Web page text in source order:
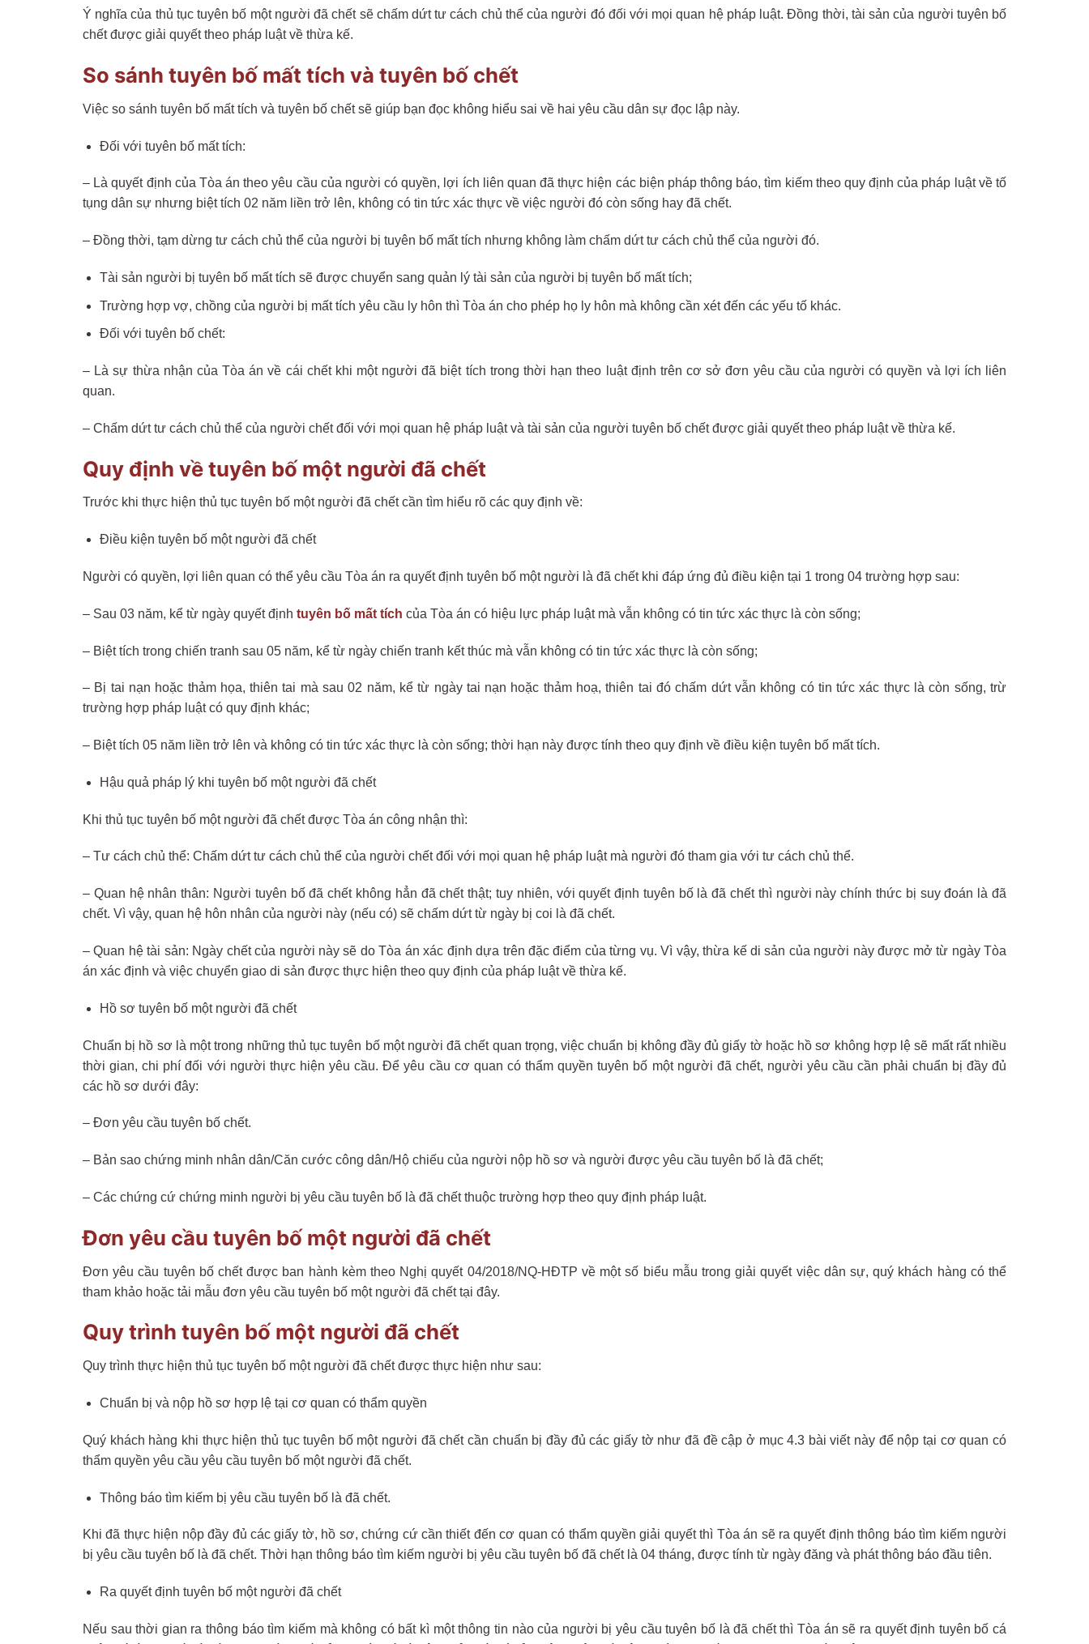
Ý nghĩa của thủ tục tuyên bố một người đã chết sẽ chấm dứt tư cách chủ thể của người đó đối với mọi quan hệ pháp luật. Đồng thời, tài sản của người tuyên bố
chết được giải quyết theo pháp luật về thừa kế.
So sánh tuyên bố mất tích và tuyên bố chết
Việc so sánh tuyên bố mất tích và tuyên bố chết sẽ giúp bạn đọc không hiểu sai về hai yêu cầu dân sự đọc lập này.
Đối với tuyên bố mất tích:
– Là quyết định của Tòa án theo yêu cầu của người có quyền, lợi ích liên quan đã thực hiện các biện pháp thông báo, tìm kiếm theo quy định của pháp luật về tố
tụng dân sự nhưng biệt tích 02 năm liền trở lên, không có tin tức xác thực về việc người đó còn sống hay đã chết.
– Đồng thời, tạm dừng tư cách chủ thể của người bị tuyên bố mất tích nhưng không làm chấm dứt tư cách chủ thể của người đó.
Tài sản người bị tuyên bố mất tích sẽ được chuyển sang quản lý tài sản của người bị tuyên bố mất tích;
Trường hợp vợ, chồng của người bị mất tích yêu cầu ly hôn thì Tòa án cho phép họ ly hôn mà không cần xét đến các yếu tố khác.
Đối với tuyên bố chết:
– Là sự thừa nhận của Tòa án về cái chết khi một người đã biệt tích trong thời hạn theo luật định trên cơ sở đơn yêu cầu của người có quyền và lợi ích liên
quan.
– Chấm dứt tư cách chủ thể của người chết đối với mọi quan hệ pháp luật và tài sản của người tuyên bố chết được giải quyết theo pháp luật về thừa kế.
Quy định về tuyên bố một người đã chết
Trước khi thực hiện thủ tục tuyên bố một người đã chết cần tìm hiểu rõ các quy định về:
Điều kiện tuyên bố một người đã chết
Người có quyền, lợi liên quan có thể yêu cầu Tòa án ra quyết định tuyên bố một người là đã chết khi đáp ứng đủ điều kiện tại 1 trong 04 trường hợp sau:
– Sau 03 năm, kể từ ngày quyết định tuyên bố mất tích của Tòa án có hiệu lực pháp luật mà vẫn không có tin tức xác thực là còn sống;
– Biệt tích trong chiến tranh sau 05 năm, kể từ ngày chiến tranh kết thúc mà vẫn không có tin tức xác thực là còn sống;
– Bị tai nạn hoặc thảm họa, thiên tai mà sau 02 năm, kể từ ngày tai nạn hoặc thảm hoạ, thiên tai đó chấm dứt vẫn không có tin tức xác thực là còn sống, trừ
trường hợp pháp luật có quy định khác;
– Biệt tích 05 năm liền trở lên và không có tin tức xác thực là còn sống; thời hạn này được tính theo quy định về điều kiện tuyên bố mất tích.
Hậu quả pháp lý khi tuyên bố một người đã chết
Khi thủ tục tuyên bố một người đã chết được Tòa án công nhận thì:
– Tư cách chủ thể: Chấm dứt tư cách chủ thể của người chết đối với mọi quan hệ pháp luật mà người đó tham gia với tư cách chủ thể.
– Quan hệ nhân thân: Người tuyên bố đã chết không hẳn đã chết thật; tuy nhiên, với quyết định tuyên bố là đã chết thì người này chính thức bị suy đoán là đã
chết. Vì vậy, quan hệ hôn nhân của người này (nếu có) sẽ chấm dứt từ ngày bị coi là đã chết.
– Quan hệ tài sản: Ngày chết của người này sẽ do Tòa án xác định dựa trên đặc điểm của từng vụ. Vì vậy, thừa kế di sản của người này được mở từ ngày Tòa
án xác định và việc chuyển giao di sản được thực hiện theo quy định của pháp luật về thừa kế.
Hồ sơ tuyên bố một người đã chết
Chuẩn bị hồ sơ là một trong những thủ tục tuyên bố một người đã chết quan trọng, việc chuẩn bị không đầy đủ giấy tờ hoặc hồ sơ không hợp lệ sẽ mất rất nhiều
thời gian, chi phí đối với người thực hiện yêu cầu. Để yêu cầu cơ quan có thẩm quyền tuyên bố một người đã chết, người yêu cầu cần phải chuẩn bị đầy đủ
các hồ sơ dưới đây:
– Đơn yêu cầu tuyên bố chết.
– Bản sao chứng minh nhân dân/Căn cước công dân/Hộ chiếu của người nộp hồ sơ và người được yêu cầu tuyên bố là đã chết;
– Các chứng cứ chứng minh người bị yêu cầu tuyên bố là đã chết thuộc trường hợp theo quy định pháp luật.
Đơn yêu cầu tuyên bố một người đã chết
Đơn yêu cầu tuyên bố chết được ban hành kèm theo Nghị quyết 04/2018/NQ-HĐTP về một số biểu mẫu trong giải quyết việc dân sự, quý khách hàng có thể
tham khảo hoặc tải mẫu đơn yêu cầu tuyên bố một người đã chết tại đây.
Quy trình tuyên bố một người đã chết
Quy trình thực hiện thủ tục tuyên bố một người đã chết được thực hiện như sau:
Chuẩn bị và nộp hồ sơ hợp lệ tại cơ quan có thẩm quyền
Quý khách hàng khi thực hiện thủ tục tuyên bố một người đã chết cần chuẩn bị đầy đủ các giấy tờ như đã đề cập ở mục 4.3 bài viết này để nộp tại cơ quan có
thẩm quyền yêu cầu yêu cầu tuyên bố một người đã chết.
Thông báo tìm kiếm bị yêu cầu tuyên bố là đã chết.
Khi đã thực hiện nộp đầy đủ các giấy tờ, hồ sơ, chứng cứ cần thiết đến cơ quan có thẩm quyền giải quyết thì Tòa án sẽ ra quyết định thông báo tìm kiếm người
bị yêu cầu tuyên bố là đã chết. Thời hạn thông báo tìm kiếm người bị yêu cầu tuyên bố đã chết là 04 tháng, được tính từ ngày đăng và phát thông báo đầu tiên.
Ra quyết định tuyên bố một người đã chết
Nếu sau thời gian ra thông báo tìm kiếm mà không có bất kì một thông tin nào của người bị yêu cầu tuyên bố là đã chết thì Tòa án sẽ ra quyết định tuyên bố cá